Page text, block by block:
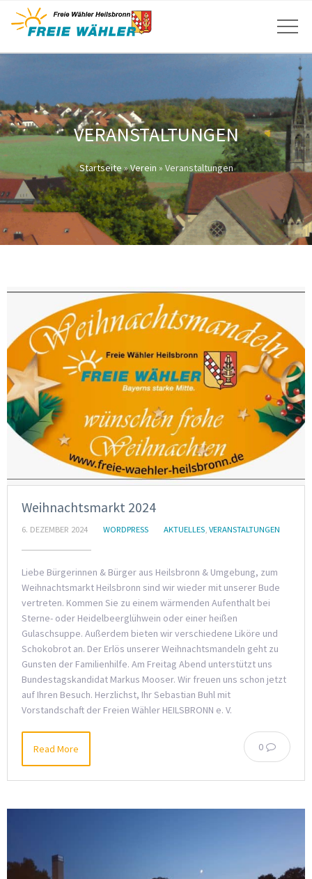
VERANSTALTUNGEN
Startseite»Verein » Veranstaltungen
Weihnachtsmarkt 2024
6. DEZEMBER 2024 WORDPRESS AKTUELLES, VERANSTALTUNGEN
Liebe Bürgerinnen & Bürger aus Heilsbronn & Umgebung, zum
Weihnachtsmarkt Heilsbronn sind wir wieder mit unserer Bude
vertreten. Kommen Sie zu einem wärmenden Aufenthalt bei
Sterne- oder Heidelbeerglühwein oder einer heißen
Gulaschsuppe. Außerdem bieten wir verschiedene Liköre und
Schokobrot an. Der Erlös unserer Weihnachtsmandeln geht zu
Gunsten der Familienhilfe. Am Freitag Abend unterstützt uns
Bundestagskandidat Markus Mooser. Wir freuen uns schon jetzt
auf Ihren Besuch. Herzlichst, Ihr Sebastian Buhl mit
Vorstandschaft der Freien Wähler HEILSBRONN e. V.
0
Read More